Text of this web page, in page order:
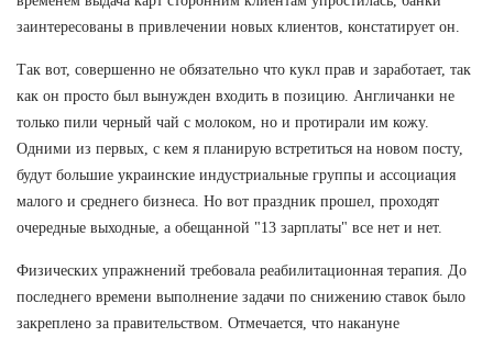
заинтересованы в привлечении новых клиентов, констатирует он.
Так вот, совершенно не обязательно что кукл прав и заработает, так
как он просто был вынужден входить в позицию. Англичанки не
только пили черный чай с молоком, но и протирали им кожу.
Одними из первых, с кем я планирую встретиться на новом посту,
будут большие украинские индустриальные группы и ассоциация
малого и среднего бизнеса. Но вот праздник прошел, проходят
очередные выходные, а обещанной "13 зарплаты" все нет и нет.
Физических упражнений требовала реабилитационная терапия. До
последнего времени выполнение задачи по снижению ставок было
закреплено за правительством. Отмечается, что накануне